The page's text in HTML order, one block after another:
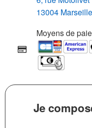
13004 Marseille
Moyens de
Je